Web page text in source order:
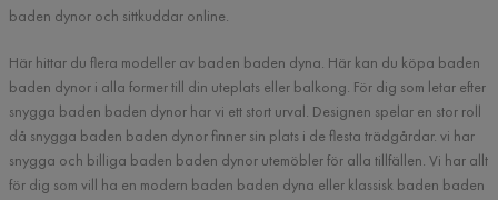
baden dynor och sittkuddar online.
Här hittar du flera modeller av baden baden dyna. Här kan du köpa baden
baden dynor i alla former till din uteplats eller balkong. För dig som letar efter
snygga baden baden dynor har vi ett stort urval. Designen spelar en stor roll
då snygga baden baden dynor finner sin plats i de flesta trädgårdar. vi har
snygga och billiga baden baden dynor utemöbler för alla tillfällen. Vi har allt
för dig som vill ha en modern baden baden dyna eller klassisk baden baden